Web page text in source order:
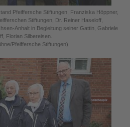
Pfeiffersche Stiftungen, Franziska Höppner,
Stiftungen, Dr. Reiner Haseloff,
Anhalt in Begleitung seiner Gattin, Gabriele
Florian Silbereisen.
Pfeiffersche Stiftungen)